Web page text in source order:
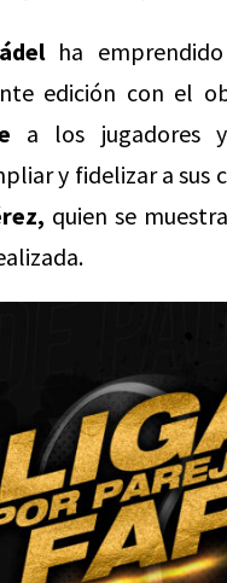
ha
edición con el
a los jugadores y
y fidelizar a sus
quien se